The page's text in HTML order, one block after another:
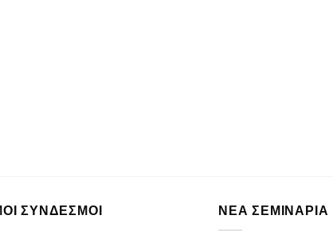
ΣΥΝΔΕΣΜΟΙ ΝΈΑ ΣΕΜΙΝΆΡΙΑ